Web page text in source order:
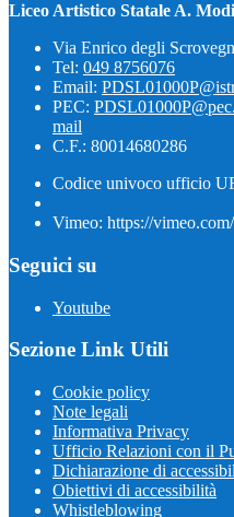
Liceo Artistico Statale A.
Via Enrico degli
Tel: 049 8756076
Email:
PEC:
mail
C.F.: 80014680286
Codice univoco ufficio
Vimeo: https://
Seguici su
Youtube
Sezione Link Utili
Cookie policy
Note legali
Informativa Privacy
Ufficio Relazioni con il
Dichiarazione di
Obiettivi di accessibilità
Whistleblowing